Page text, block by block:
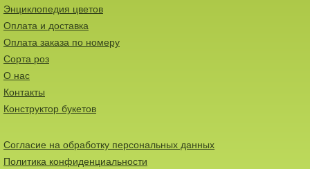
Энциклопедия цветов
Оплата и доставка
Оплата заказа по номеру
Сорта роз
О нас
Контакты
Конструктор букетов
Согласие на обработку персональных данных
Политика конфиденциальности